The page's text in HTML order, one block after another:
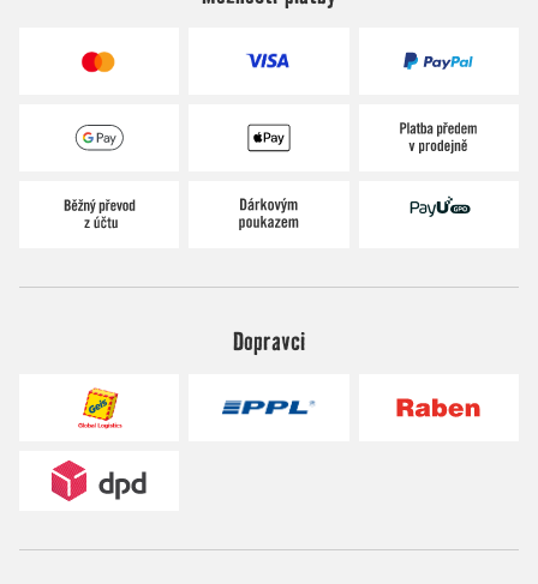
Dopravci